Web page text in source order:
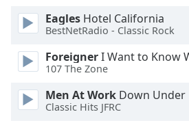
Color
Opacity
Eagles Hotel California
BestNetRadio - Classic Rock
ForeignerI Want to Know
107 The Zone
Men At Work Down Under
Classic Hits JFRC